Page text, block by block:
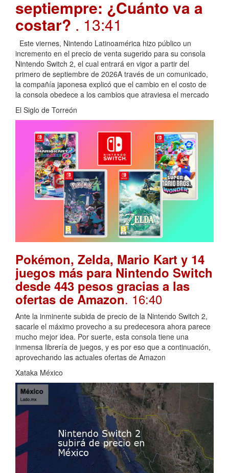
septiempre: ¿Cuánto va a
costar?. 13:41
Este viernes, Nintendo Latinoamérica hizo público un
incremento en el precio de venta sugerido para su consola
Nintendo Switch 2, el cual entrará en vigor a partir del
primero de septiembre de 2026A través de un comunicado,
la compañía japonesa explicó que el cambio en el costo de
la consola obedece a los cambios que atraviesa el mercado
El Siglo de Torreón
Pokémon, Zelda, Mario Kart y 14
juegos más para Nintendo Switch
desde 443 pesos gracias a las
ofertas de Amazon. 16:40
Ante la inminente subida de precio de la Nintendo Switch 2,
sacarle el máximo provecho a su predecesora ahora parece
mucho mejor idea. Por suerte, esta consola tiene una
inmensa librería de juegos, y es por eso que a continuación,
aprovechando las actuales ofertas de Amazon
Xataka México